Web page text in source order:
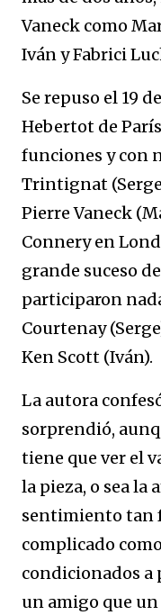
Vaneck como
Iván y Fabrici
Se repuso el 19
Hebertot de
funciones y con
Trintignat
Pierre Vaneck
Connery en
grande suceso
participaron
Courtenay
Ken Scott (Iván).
La autora
sorprendió,
tiene que ver el
la pieza, o sea la
sentimiento tan
complicado
condicionados a
un amigo que un